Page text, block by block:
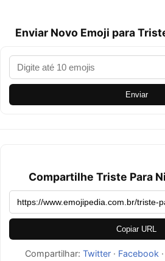
Enviar Novo Emoji para
Enviar
Compartilhe Triste Para
Copiar URL
Compartilhar: Twitter· Facebook ·